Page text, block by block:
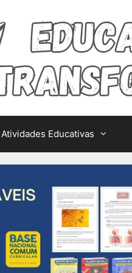
Atividades Educativas